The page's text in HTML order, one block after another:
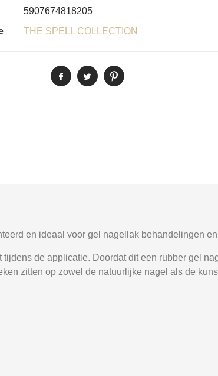
5907674818205
THE SPELL COLLECTION
en ideaal voor gel nagellak behandelingen
de applicatie. Doordat dit een rubber gel
zitten op zowel de natuurlijke nagel als de